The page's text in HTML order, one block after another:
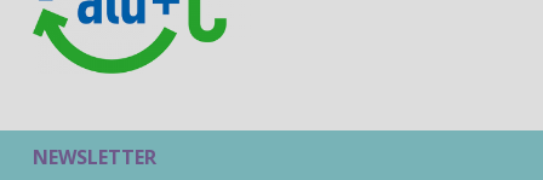
NEWSLETTER